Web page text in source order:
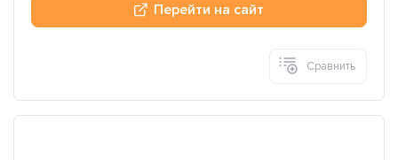
Перейти на сайт
Сравнить